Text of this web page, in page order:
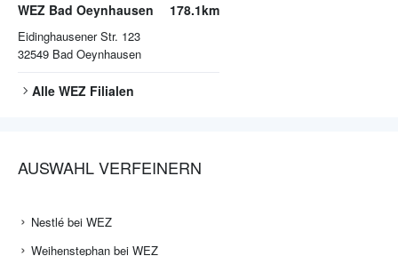
WEZ Bad Oeynhausen
Eidinghausener Str. 123
32549 Bad Oeynhausen
178.1km
Alle WEZ Filialen
AUSWAHL VERFEINERN
Nestlé bei WEZ
Weihenstephan bei WEZ